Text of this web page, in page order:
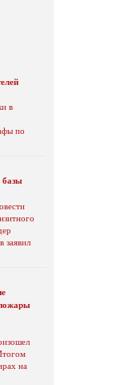
в
по
базы
заявил
на